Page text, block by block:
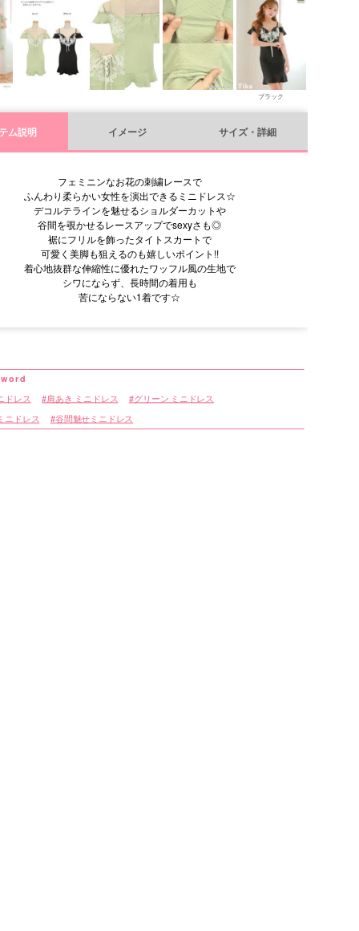
ブラック
ム説明 イメージ サイズ・詳細
フェミニンなお花の刺繍レースで
ふんわり柔らかい女性を演出できるミニドレス☆
デコルテラインを魅せるショルダーカットや
谷間を覗かせるレースアップでsexyさも◎
裾にフリルを飾ったタイトスカートで
可愛く美脚も狙えるのも嬉しいポイント!!
着心地抜群な伸縮性に優れたワッフル風の生地で
シワにならず、長時間の着用も
苦にならない1着です☆
ドレス 肩あき ミニドレス グリーン ミニドレス
ニドレス 谷間魅せミニドレス